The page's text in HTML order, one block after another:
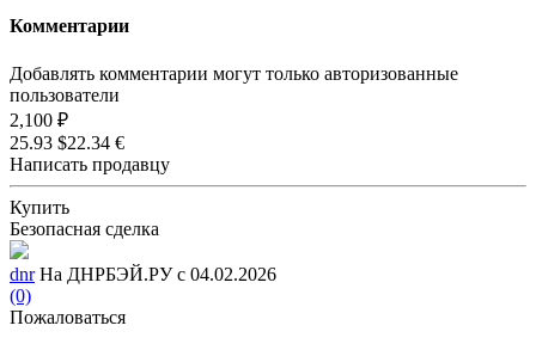
Комментарии
Добавлять комментарии могут только авторизованные
пользователи
2,100 ₽
25.93 $22.34 €
Написать продавцу
Купить
Безопасная сделка
dnr На ДНРБЭЙ.РУ с 04.02.2026
(0)
Пожаловаться